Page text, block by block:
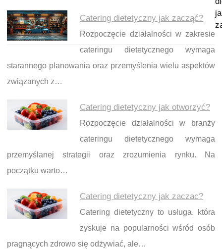
Catering dietetyczny jak zacząć?
Rozpoczęcie działalności w zakresie
cateringu dietetycznego wymaga
starannego planowania oraz przemyślenia wielu aspektów
związanych z…
Catering dietetyczny jak otworzyć?
Rozpoczęcie działalności w branży
cateringu dietetycznego wymaga
przemyślanej strategii oraz zrozumienia rynku. Na
początku warto…
Catering dietetyczny jak zaczac?
Catering dietetyczny to usługa, która
zyskuje na popularności wśród osób
pragnących zdrowo się odżywiać, ale…